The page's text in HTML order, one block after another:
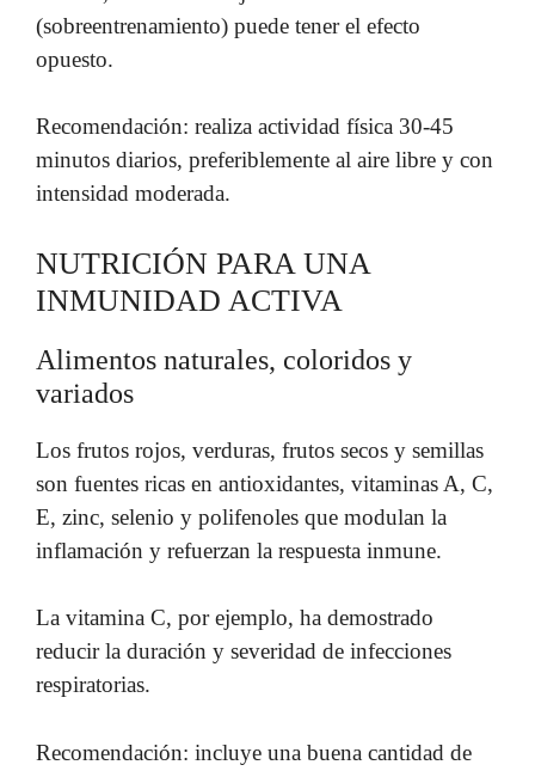
(sobreentrenamiento) puede tener el efecto
opuesto.
Recomendación: realiza actividad física 30-45
minutos diarios, preferiblemente al aire libre y con
intensidad moderada.
NUTRICIÓN PARA UNA
INMUNIDAD ACTIVA
Alimentos naturales, coloridos y
variados
Los frutos rojos, verduras, frutos secos y semillas
son fuentes ricas en antioxidantes, vitaminas A, C,
E, zinc, selenio y polifenoles que modulan la
inflamación y refuerzan la respuesta inmune.
La vitamina C, por ejemplo, ha demostrado
reducir la duración y severidad de infecciones
respiratorias.
Recomendación: incluye una buena cantidad de